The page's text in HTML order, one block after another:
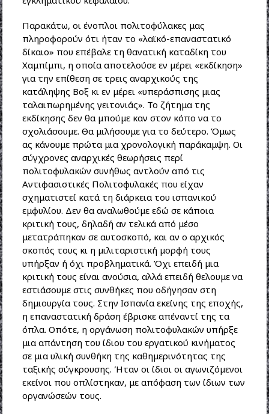
Παρακάτω, οι ένοπλοι πολιτοφύλακες μας
πληροφορούν ότι ήταν το «λαϊκό-επαναστατικό
δίκαιο» που επέβαλε τη θανατική καταδίκη του
Χαμπίμπι, η οποία αποτελούσε εν μέρει «εκδίκηση»
για την επίθεση σε τρεις αναρχικούς της
κατάληψης Βοξ κι εν μέρει «υπεράσπισης μιας
ταλαιπωρημένης γειτονιάς». Το ζήτημα της
εκδίκησης δεν θα μπούμε καν στον κόπο να το
σχολιάσουμε. Θα μιλήσουμε για το δεύτερο. Όμως
ας κάνουμε πρώτα μια χρονολογική παράκαμψη. Οι
σύγχρονες αναρχικές θεωρήσεις περί
πολιτοφυλακών συνήθως αντλούν από τις
Αντιφασιστικές Πολιτοφυλακές που είχαν
σχηματιστεί κατά τη διάρκεια του ισπανικού
εμφυλίου. Δεν θα αναλωθούμε εδώ σε κάποια
κριτική τους, δηλαδή αν τελικά από μέσο
μετατράπηκαν σε αυτοσκοπό, και αν ο αρχικός
σκοπός τους κι η μιλιταριστική μορφή τους
υπήρξαν ή όχι προβληματικά. Όχι επειδή μια
κριτική τους είναι ανούσια, αλλά επειδή θελουμε να
εστιάσουμε στις συνθήκες που οδήγησαν στη
δημιουργία τους. Στην Ισπανία εκείνης της εποχής,
η επαναστατική δράση έβρισκε απέναντί της τα
όπλα. Οπότε, η οργάνωση πολιτοφυλακών υπήρξε
μια απάντηση του ίδιου του εργατικού κινήματος
σε μια υλική συνθήκη της καθημερινότητας της
ταξικής σύγκρουσης. Ήταν οι ίδιοι οι αγωνιζόμενοι
εκείνοι που οπλίστηκαν, με απόφαση των ίδιων των
οργανώσεών τους.